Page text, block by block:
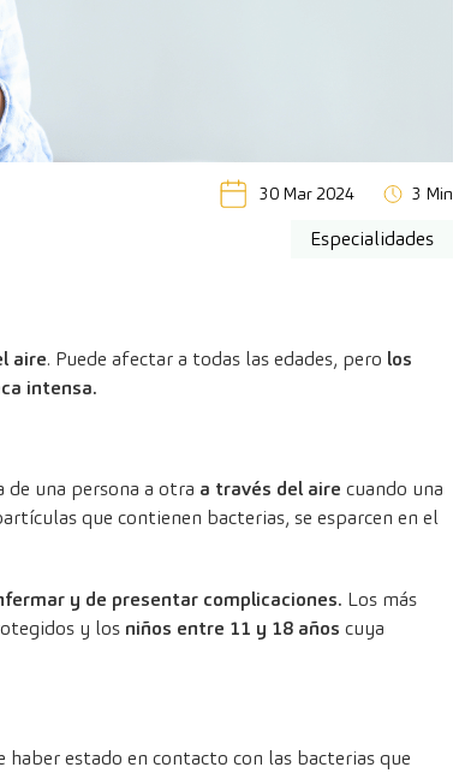
30 Mar 2024 3 Min
Especialidades
aire. Puede afectar a todas las edades, pero los
intensa.
de una persona a otra a través del aire cuando una
que contienen bacterias, se esparcen en el
y de presentar complicaciones. Los más
y los niños entre 11 y 18 años cuya
estado en contacto con las bacterias que